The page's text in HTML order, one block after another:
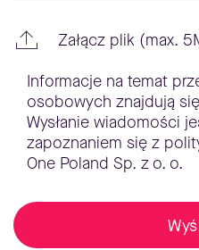
Załącz plik (max.
Informacje na temat
osobowych znajdują
Wysłanie wiadomości
zapoznaniem się z
One Poland Sp. z o. o.